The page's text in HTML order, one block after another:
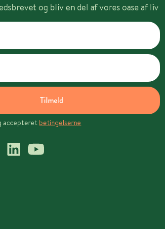
og bliv en del af vores oase af liv
Tilmeld
accepteret betingelserne